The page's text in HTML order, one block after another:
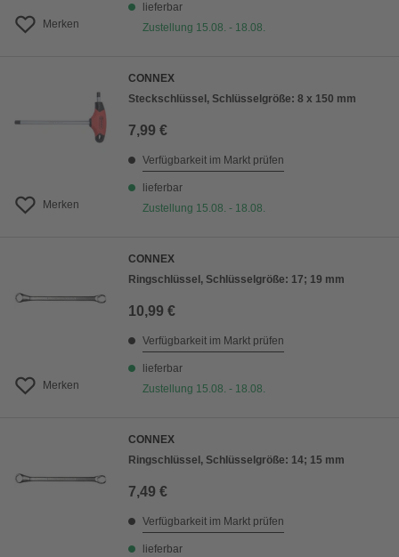
Merken
lieferbar
Zustellung 15.08. - 18.08.
Merken
CONNEX
Steckschlüssel, Schlüsselgröße: 8 x 150 mm
7,99 €
Verfügbarkeit im Markt prüfen
lieferbar
Zustellung 15.08. - 18.08.
Merken
CONNEX
Ringschlüssel, Schlüsselgröße: 17; 19 mm
10,99 €
Verfügbarkeit im Markt prüfen
lieferbar
Zustellung 15.08. - 18.08.
CONNEX
Ringschlüssel, Schlüsselgröße: 14; 15 mm
7,49 €
Verfügbarkeit im Markt prüfen
lieferbar